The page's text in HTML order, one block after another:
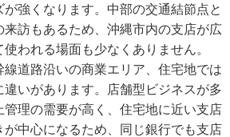
強くなります。中部の交通結節点と
来訪もあるため、沖縄市内の支店が広
われる場面も少なくありません。
線道路沿いの商業エリア、住宅地では
いがあります。店舗型ビジネスが多
管理の需要が高く、住宅地に近い支店
が中心になるため、同じ銀行でも支店